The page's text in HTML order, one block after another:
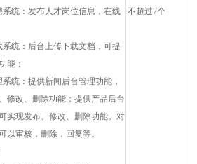
系统：发布人才岗位信息，在线
系统：后台上传下载文档，可提
能；
统：提供新闻后台管理功能，
修改、删除功能；提供产品后台
实现发布、修改、删除功能。对
以审核，删除，回复等。
不超过7个